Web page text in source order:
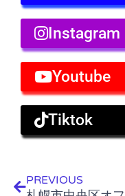
Instagram
Youtube
Tiktok
PREVIOUS